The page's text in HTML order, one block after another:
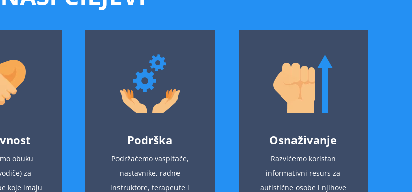
obuku
za
koje imaju
Podrška
Podržaćemo vaspitače,
nastavnike, radne
instruktore, terapeute i
Osnaživanje
Razvićemo koristan
informativni resurs za
autistične osobe i njihove